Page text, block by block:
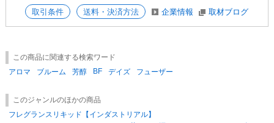
用・保管してください。
取引条件 送料・決済方法 企業情報 取材ブログ
この商品に関連する検索ワード
アロマ
ブルーム 芳醇 BF デイズ フューザー
このジャンルのほかの商品
フレグランスリキッド【インダストリアル】